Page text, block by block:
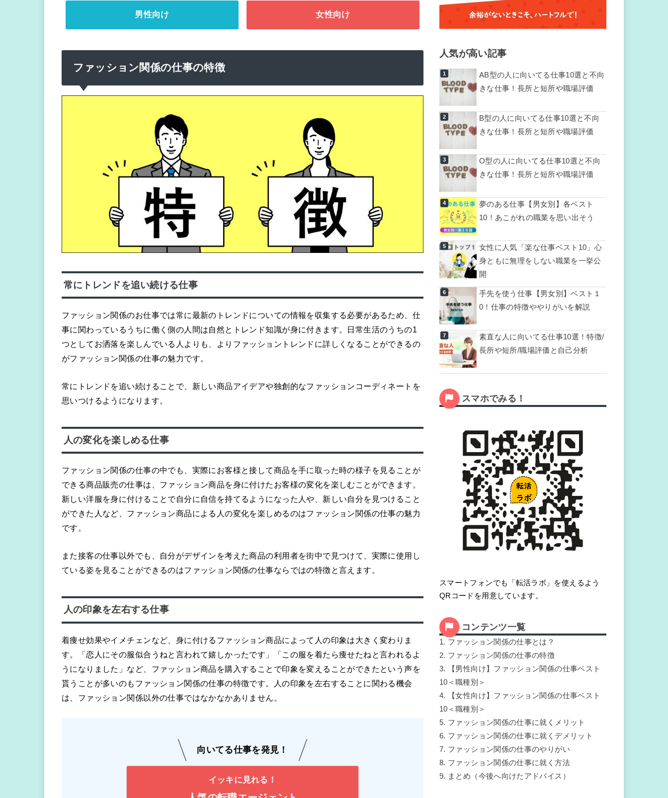
男性向け 女性向け
ファッション関係の仕事の特徴
常にトレンドを追い続ける仕事
ファッション関係のお仕事では常に最新のトレンドについての情報を収集する必要があるため、仕
事に関わっているうちに働く側の人間は自然とトレンド知識が身に付きます。日常生活のうちの1
つとしてお洒落を楽しんでいる人よりも、よりファッショントレンドに詳しくなることができるの
がファッション関係の仕事の魅力です。
常にトレンドを追い続けることで、新しい商品アイデアや独創的なファッションコーディネートを
思いつけるようになります。
人の変化を楽しめる仕事
ファッション関係の仕事の中でも、実際にお客様と接して商品を手に取った時の様子を見ることが
できる商品販売の仕事は、ファッション商品を身に付けたお客様の変化を楽しむことができます。
新しい洋服を身に付けることで自分に自信を持てるようになった人や、新しい自分を見つけること
ができた人など、ファッション商品による人の変化を楽しめるのはファッション関係の仕事の魅力
です。
また接客の仕事以外でも、自分がデザインを考えた商品の利用者を街中で見つけて、実際に使用し
ている姿を見ることができるのはファッション関係の仕事ならではの特徴と言えます。
人の印象を左右する仕事
着痩せ効果やイメチェンなど、身に付けるファッション商品によって人の印象は大きく変わりま
す。「恋人にその服似合うねと言われて嬉しかったです」「この服を着たら痩せたねと言われるよ
うになりました」など、ファッション商品を購入することで印象を変えることができたという声を
貰うことが多いのもファッション関係の仕事の特徴です。人の印象を左右することに関わる機会
は、ファッション関係以外の仕事ではなかなかありません。
向いてる仕事を発見！
イッキに見れる！
人気が高い記事
AB型の人に向いてる仕事10選と不向
きな仕事！長所と短所や職場評価
B型の人に向いてる仕事10選と不向
きな仕事！長所と短所や職場評価
O型の人に向いてる仕事10選と不向
きな仕事！長所と短所や職場評価
夢のある仕事【男女別】各ベスト
10！あこがれの職業を思い出そう
女性に人気「楽な仕事ベスト10」心
身ともに無理をしない職業を一挙公
開
手先を使う仕事【男女別】ベスト１
0！仕事の特徴ややりがいを解説
素直な人に向いてる仕事10選！特徴/
長所や短所/職場評価と自己分析
スマホでみる！
スマートフォンでも「転活ラボ」を使えるよう
QRコードを用意しています。
コンテンツ一覧
1. ファッション関係の仕事とは？
2. ファッション関係の仕事の特徴
3.
【男性向け】ファッション関係の仕事ベスト
10＜職種別＞
4.
【女性向け】ファッション関係の仕事ベスト
10＜職種別＞
5. ファッション関係の仕事に就くメリット
6. ファッション関係の仕事に就くデメリット
7. ファッション関係の仕事のやりがい
8. ファッション関係の仕事に就く方法
9. まとめ（今後へ向けたアドバイス）